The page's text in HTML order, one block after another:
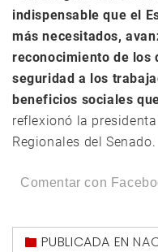
indispensable que el
más necesitados,
reconocimiento de los
seguridad a los
beneficios sociales
reflexionó la
Regionales del Senado.
Comentar con
PUBLICADA EN